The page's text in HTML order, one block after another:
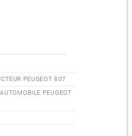
PEUGEOT 807
PEUGEOT